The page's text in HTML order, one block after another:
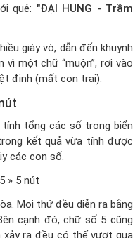
quẻ: "ĐẠI HUNG - Trầm
giày vò, dẫn đến khuynh
một chữ “muộn”, rơi vào
đinh (mất con trai).
tổng các số trong biển
kết quả vừa tính được
các con số.
» 5 nút
Mọi thứ đều diễn ra bằng
cạnh đó, chữ số 5 cũng
ra đều có thể vượt qua